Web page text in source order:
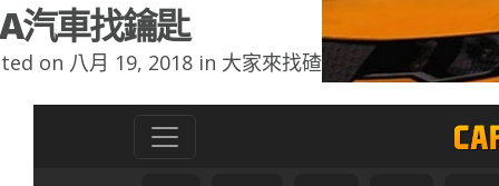
汽車找鑰匙
on 八月 19, 2018 in 大家來找碴